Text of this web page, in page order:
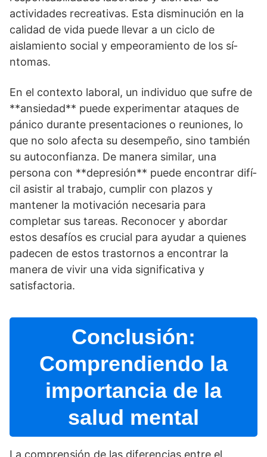
actividades recreativas. Esta disminución en la
calidad de vida puede llevar a un ciclo de
aislamiento social y empeoramiento de los sí­
ntomas.
En el contexto laboral, un individuo que sufre de
**ansiedad** puede experimentar ataques de
pánico durante presentaciones o reuniones, lo
que no solo afecta su desempeño, sino también
su autoconfianza. De manera similar, una
persona con **depresión** puede encontrar difí­
cil asistir al trabajo, cumplir con plazos y
mantener la motivación necesaria para
completar sus tareas. Reconocer y abordar
estos desafí­os es crucial para ayudar a quienes
padecen de estos trastornos a encontrar la
manera de vivir una vida significativa y
satisfactoria.
Conclusión:
Comprendiendo la
importancia de la
salud mental